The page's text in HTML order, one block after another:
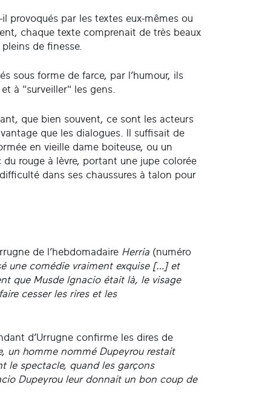
provoqués par les textes eux-mêmes ou
chaque texte comprenait de très beaux
de finesse.
sous forme de farce, par l’humour, ils
à "surveiller" les gens.
que bien souvent, ce sont les acteurs
que les dialogues. Il suffisait de
en vieille dame boiteuse, ou un
rouge à lèvre, portant une jupe colorée
dans ses chaussures à talon pour
de l’hebdomadaire Herria (numéro
une comédie vraiment exquise […] et
que Musde Ignacio était là, le visage
cesser les rires et les
d’Urrugne confirme les dires de
un homme nommé Dupeyrou restait
le spectacle, quand les garçons
Dupeyrou leur donnait un bon coup de